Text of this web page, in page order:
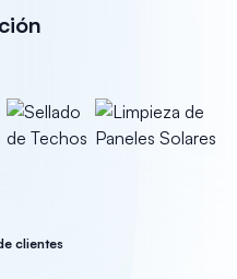
clientes